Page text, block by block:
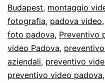
Budapest, montaggio
fotografia, padova video,
foto padova, Preventivo
video Padova,
aziendali, preventivo
preventivo video padova,